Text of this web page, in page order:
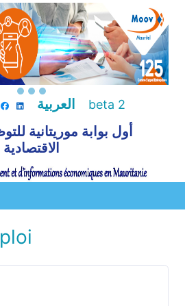
العربية beta 2
أول بوابة موريتانية
الاقتصادية